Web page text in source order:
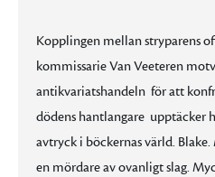
Kopplingen mellan stryparens
kommissarie Van Veeteren
antikvariatshandeln  för att
dödens hantlangare 
avtryck i böckernas värld.
en mördare av ovanligt slag.